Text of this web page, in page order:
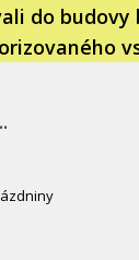
do budovy